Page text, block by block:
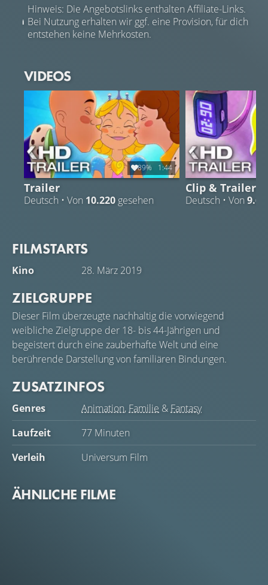
Spiel!Hinweis: Die Angebotslinks enthalten Affiliate-Links.
Bei Nutzung erhalten wir ggf. eine Provision, für dich
entstehen keine Mehrkosten.
VIDEOS
89% 1:44
Trailer
Deutsch • Von 10.220 gesehen
Clip & Trailer
Deutsch • Von
FILMSTARTS
Kino 28. März 2019
ZIELGRUPPE
Dieser Film überzeugte nachhaltig die vorwiegend
weibliche Zielgruppe der 18- bis 44-Jährigen und
begeistert durch eine zauberhafte Welt und eine
berührende Darstellung von familiären Bindungen.
ZUSATZINFOS
Genres Animation, Familie & Fantasy
Laufzeit
77 Minuten
Verleih
Universum Film
ÄHNLICHE FILME